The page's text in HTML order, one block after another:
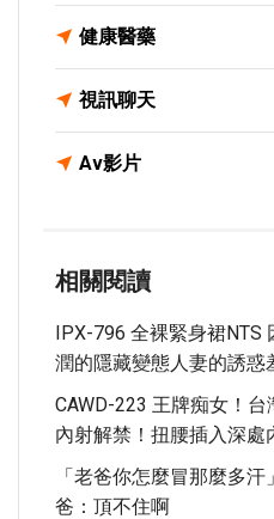
健康醫藥
視訊聊天
Av影片
相關閱讀
IPX-796 全裸緊身裙NTS
潤的隱藏變態人妻的誘惑
CAWD-223 王牌痴女！
內射解禁！扭腰插入深處
「老爸你怎麼冒那麼多
爸：頂不住啊